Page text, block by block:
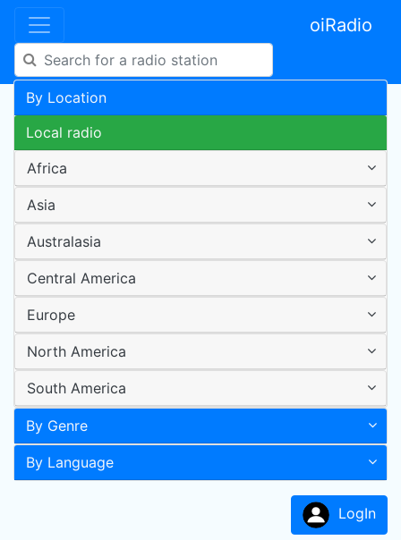
oiRadio
By Location
Local radio
Africa
Asia
Australasia
Central America
Europe
North America
South America
By Genre
By Language
LogIn